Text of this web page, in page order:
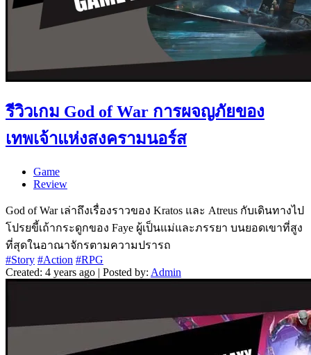
รีวิวเกม God of War การผจญภัยของ
เทพเจ้าแห่งสงครามนอร์ส
Game
Review
God of War เล่าถึงเรื่องราวของ Kratos และ Atreus กับเดินทางไป
โปรยขี้เถ้ากระดูกของ Faye ผู้เป็นแม่และภรรยา บนยอดเขาที่สูง
ที่สุดในอาณาจักรตามความปรารถ
#Story #Action #RPG
Created: 4 years ago | Posted by: Admin